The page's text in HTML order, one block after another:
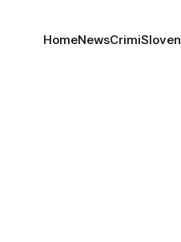
HomeNewsCrimi